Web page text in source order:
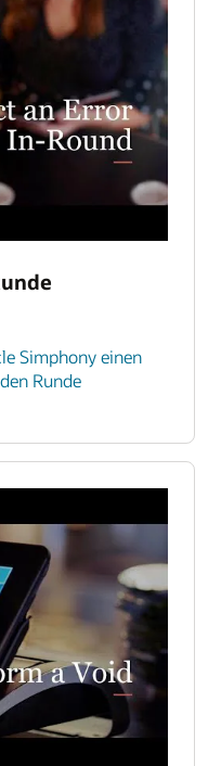
Simphony einen
Runde